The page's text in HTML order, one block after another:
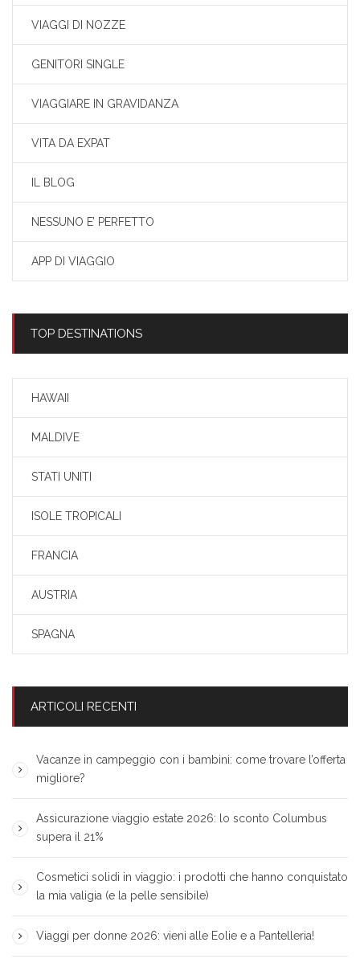
VIAGGI DI NOZZE
GENITORI SINGLE
VIAGGIARE IN GRAVIDANZA
VITA DA EXPAT
IL BLOG
NESSUNO E’ PERFETTO
APP DI VIAGGIO
TOP DESTINATIONS
HAWAII
MALDIVE
STATI UNITI
ISOLE TROPICALI
FRANCIA
AUSTRIA
SPAGNA
ARTICOLI RECENTI
Vacanze in campeggio con i bambini: come trovare l’offerta
migliore?
Assicurazione viaggio estate 2026: lo sconto Columbus
supera il 21%
Cosmetici solidi in viaggio: i prodotti che hanno conquistato
la mia valigia (e la pelle sensibile)
Viaggi per donne 2026: vieni alle Eolie e a Pantelleria!